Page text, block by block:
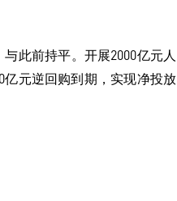
此前持平。开展2000亿元人
亿元逆回购到期，实现净投放